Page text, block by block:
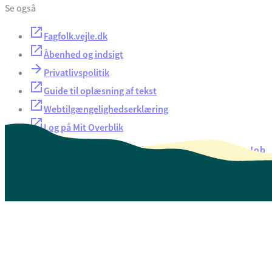
Se også
Fagfolk.vejle.dk
Åbenhed og indsigt
Privatlivspolitik
Guide til oplæsning af tekst
Webtilgængelighedserklæring
Log på Mit Overblik
Oversigt over selvbetjeningJob